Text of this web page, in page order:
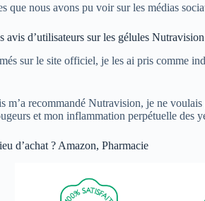
que nous avons pu voir sur les médias
avis d’utilisateurs sur les gélules
sur le site officiel, je les ai pris comme
m’a recommandé Nutravision, je ne
et mon inflammation perpétuelle des
d’achat ? Amazon, Pharmacie